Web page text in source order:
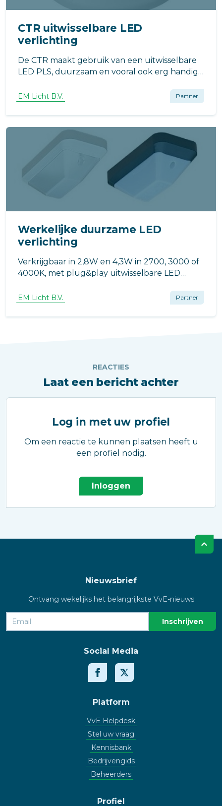
CTR uitwisselbare LED
verlichting
De CTR maakt gebruik van een uitwisselbare
LED PLS, duurzaam en vooral ook erg handig,
het einde van zijn levensduur is en niet het
complete armatuur, scheelt veel geld en ook
tijd!
EM Licht B.V. Partner
Werkelijke duurzame LED
verlichting
Verkrijgbaar in 2,8W en 4,3W in 2700, 3000 of
4000K, met plug&play uitwisselbare LED
etc.)
EM Licht B.V. Partner
REACTIES
Laat een bericht achter
Log in met uw profiel
Om een reactie te kunnen plaatsen heeft u
een profiel nodig.
Inloggen
Nieuwsbrief
Ontvang wekelijks het belangrijkste VvE-nieuws
Social Media
Platform
VvE Helpdesk
Stel uw vraag
Kennisbank
Bedrijvengids
Beheerders
Profiel